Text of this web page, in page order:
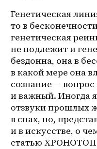
Генетическая
то в
генетическая
не подлежит и
бездонна, она в
в какой мере она
сознание —
и важный. Иногда
отзвуки прошлых
в снах, но,
и в искусстве, о
статью